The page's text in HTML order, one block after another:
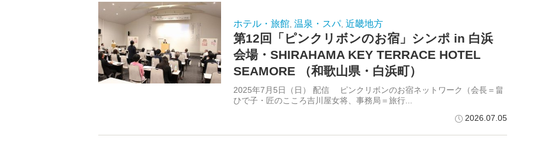
ホテル・旅館, 温泉・スパ, 近畿地方
第12回「ピンクリボンのお宿」シンポ in 白浜
会場・SHIRAHAMA KEY TERRACE HOTEL
SEAMORE （和歌山県・白浜町）
2025年7月5日（日） 配信 ピンクリボンのお宿ネットワーク（会長＝畠
ひで子・匠のこころ吉川屋女将、事務局＝旅行...
2026.07.05